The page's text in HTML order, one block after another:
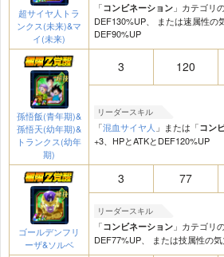
超サイヤ人トラ
ンクス(未来)&マ
イ(未来)
「コンビネーション 」カテゴリ
DEF130%UP、 または速属性の
DEF90%UP
孫悟飯(青年期)&
孫悟天(幼年期)&
トランクス(幼年
期)
3 120
リーダースキル
「混血サイヤ人 」または「コン
+3、HPとATKとDEF120%UP
ゴールデンフリ
ーザ&ソルベ
3 77
リーダースキル
「コンビネーション 」カテゴリ
DEF77%UP、 または技属性の